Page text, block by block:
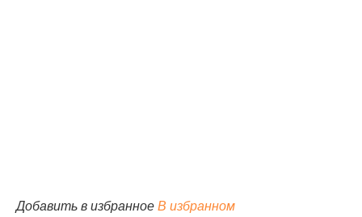
Добавить в избранное В избранном